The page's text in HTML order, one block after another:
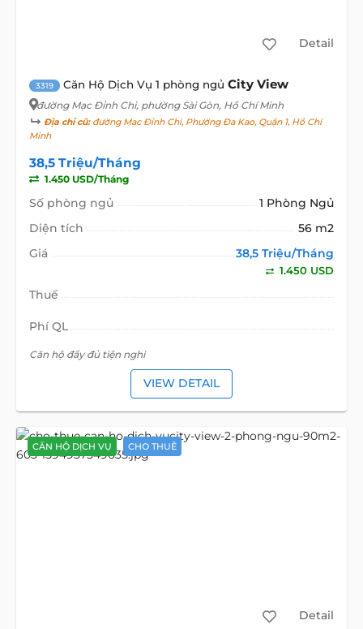
Detail
3319 Căn Hộ Dịch Vụ 1 phòng ngủ City View
đường Mạc Đỉnh Chi, phường Sài Gòn, Hồ Chí Minh
Địa chỉ cũ:đường Mạc Đỉnh Chi, Phường Đa Kao, Quận 1, Hồ Chí
Minh
38,5 Triệu/Tháng
1.450 USD/Tháng
Số phòng ngủ
1 Phòng Ngủ
Diện tích
56 m2
Giá
38,5 Triệu/Tháng
1.450 USD
Thuế
Phí QL
Căn hộ đầy đủ tiện nghi
VIEW DETAIL
CĂN HỘ DỊCH VỤ CHO THUÊ
Detail